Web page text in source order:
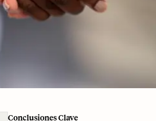
Conclusiones Clave